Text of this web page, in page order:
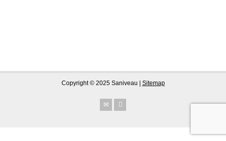
Copyright © 2025 Saniveau | Sitemap